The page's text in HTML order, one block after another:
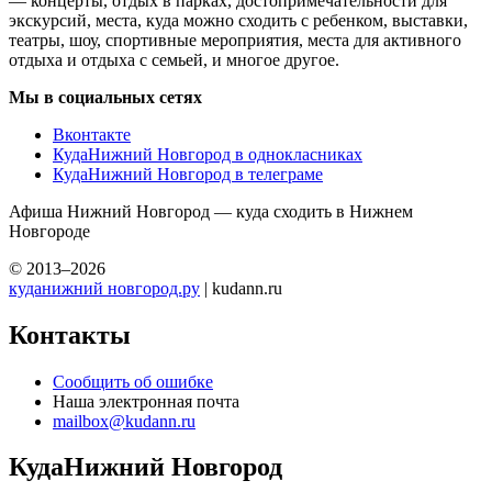
экскурсий, места, куда можно сходить с ребенком, выставки,
театры, шоу, спортивные мероприятия, места для активного
отдыха и отдыха с семьей, и многое другое.
Мы в социальных сетях
Вконтакте
КудаНижний Новгород в однокласниках
КудаНижний Новгород в телеграме
Афиша Нижний Новгород — куда сходить в Нижнем
Новгороде
© 2013–2026
куданижний новгород.ру | kudann.ru
Контакты
Сообщить об ошибке
Наша электронная почта
mailbox@kudann.ru
КудаНижний Новгород